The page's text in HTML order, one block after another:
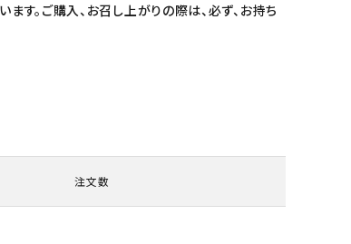
。ご購入、お召し上がりの際は、必ず、お持ち
注文数